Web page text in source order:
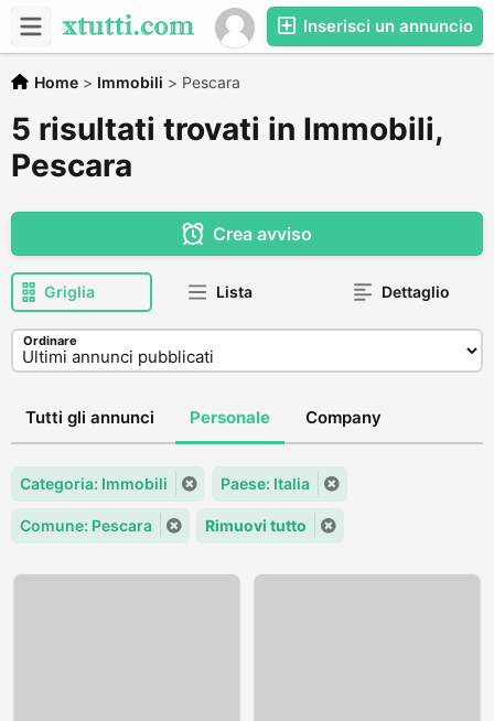
Inserisci un annuncio
Home > Immobili > Pescara
5 risultati trovati in Immobili,
Pescara
Crea avviso
Griglia Lista Dettaglio
Ordinare
Tutti gli annunci Personale Company
Categoria: Immobili Paese: Italia
Comune: Pescara Rimuovi tutto